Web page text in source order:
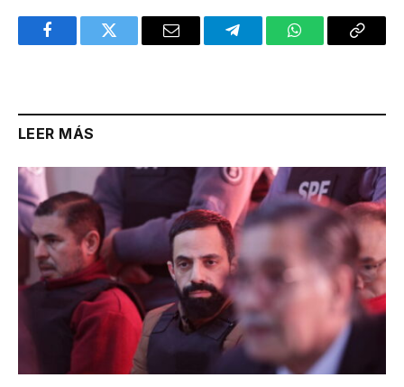
FacebookTwitter Email TelegramWhatsAppCopy
LEER MÁS